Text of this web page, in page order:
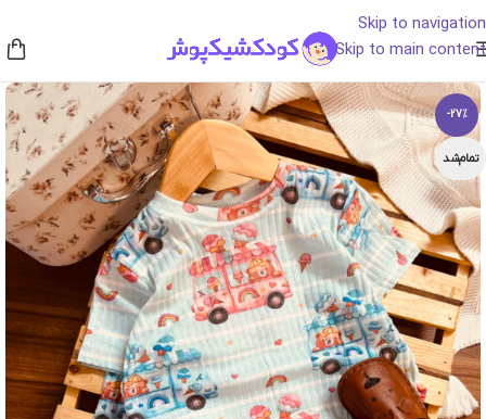
Skip to navigation
Skip to main content
-27%
تمام‌شد